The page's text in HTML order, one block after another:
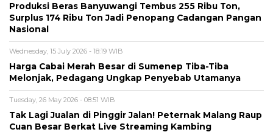
Produksi Beras Banyuwangi Tembus 255 Ribu Ton,
Surplus 174 Ribu Ton Jadi Penopang Cadangan Pangan
Nasional
Wednesday, 15 July 2026 - 18:19 WIB
Harga Cabai Merah Besar di Sumenep Tiba-Tiba
Melonjak, Pedagang Ungkap Penyebab Utamanya
Tuesday, 26 May 2026 - 08:51 WIB
Tak Lagi Jualan di Pinggir Jalan! Peternak Malang Raup
Cuan Besar Berkat Live Streaming Kambing